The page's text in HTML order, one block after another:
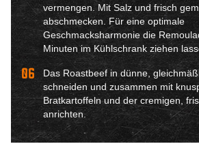
vermengen. Mit Salz und frisch
abschmecken. Für eine optimale
Geschmacksharmonie die
Minuten im Kühlschrank ziehen
06
Das Roastbeef in dünne,
schneiden und zusammen mit
Bratkartoffeln und der cremigen,
anrichten.